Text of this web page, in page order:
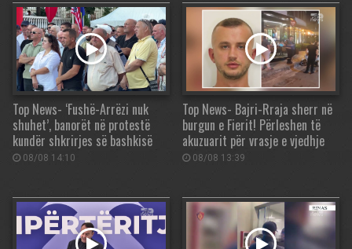
Top News- ‘Fushë-Arrëzi nuk
shuhet’, banorët në protestë
kundër shkrirjes së bashkisë
08/08 14:10
Top News- Bajri-Rraja sherr në
burgun e Fierit! Përleshen të
akuzuarit për vrasje e vjedhje
08/08 13:39